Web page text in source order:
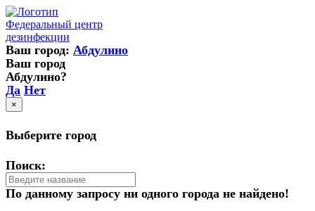
Федеральный центр
дезинфекции
Ваш город: Абдулино
Ваш город
Абдулино?
Да Нет
×
Выберите город
Поиск:
По данному запросу ни одного города не найдено!